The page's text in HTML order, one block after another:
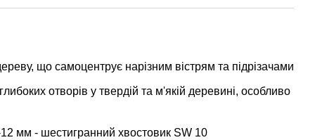
що самоцентрує нарізним вістрям та підрізачами
отворів у твердій та м'якій деревині, особливо
мм - шестигранний хвостовик SW 10